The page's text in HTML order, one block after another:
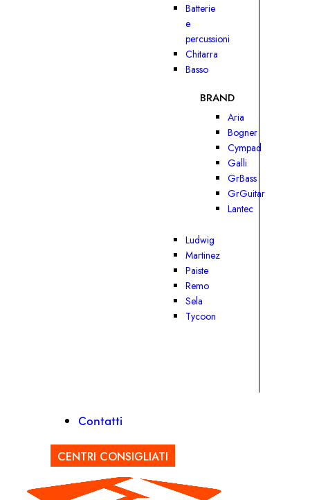
Batterie
e
percussioni
Chitarra
Basso
BRAND
Aria
Bogner
Cympad
Galli
GrBass
GrGuitar
Lantec
Ludwig
Martinez
Paiste
Remo
Sela
Tycoon
Contatti
CENTRI CONSIGLIATI